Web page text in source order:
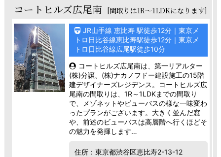
コートヒルズ広尾南 [間取りは1R～1LDKになります]
JR山手線 恵比寿 駅徒歩12分｜東京メ
トロ日比谷線恵比寿駅徒歩12分｜東京メ
トロ日比谷線広尾駅徒歩10分
コートヒルズ広尾南は、第一リアルター
(株)分譲、(株)ナカノフドー建設施工の15階
建デザイナーズレジデンス。コートヒルズ広
尾南の間取りは、1R～1LDKまでの間取り
で、メゾネットやビューバスの様な一味変わ
ったプランがございます。大きく並んだ窓
や、前述のビューバスは高層階へ行くほどそ
の魅力を発揮します…
住所：東京都渋谷区恵比寿2-13-12